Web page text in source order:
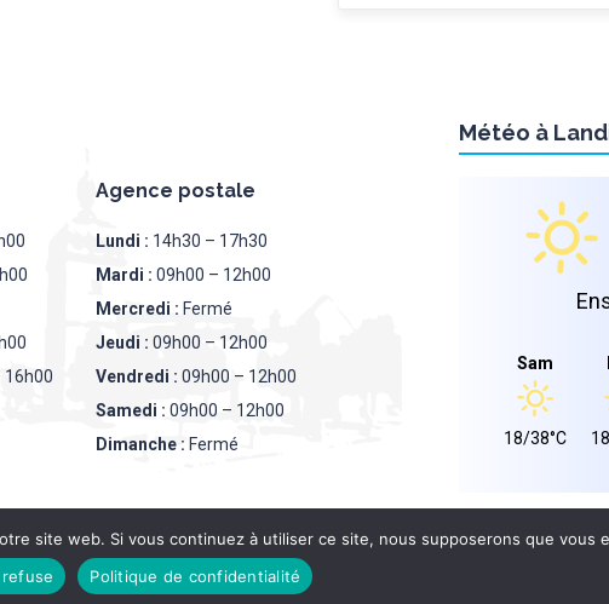
16h00
Agence postale
Lundi : 14h30 – 17h30
Mardi : 09h00 – 12h00
Mercredi : Fermé
Jeudi : 09h00 – 12h00
Vendredi : 09h00 – 12h00
Samedi : 09h00 – 12h00
Dimanche : Fermé
Météo à
Sam
18/38°C
PLAN DU SITE MENTIONS LÉGALES
site web. Si vous continuez à utiliser ce site, nous supposerons que vous
Politique de confidentialité